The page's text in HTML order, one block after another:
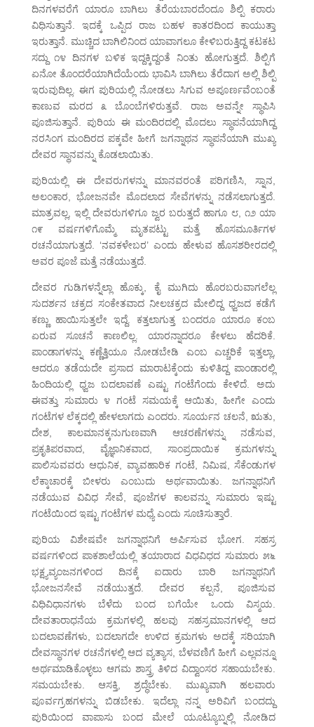
ದಿನಗಳವರೆಗೆ ಯಾರೂ ಬಾಗಿಲು ತೆರೆಯಬಾರದೆಂದೂ ಶಿಲ್ಪಿ ಕರಾರು
ವಿಧಿಸುತ್ತಾನೆ. ಇದಕ್ಕೆ ಒಪ್ಪಿದ ರಾಜ ಬಹಳ ಕಾತರದಿಂದ ಕಾಯುತ್ತಾ
ಇರುತ್ತಾನೆ. ಮುಚ್ಚಿದ ಬಾಗಿಲಿನಿಂದ ಯಾವಾಗಲೂ ಕೇಳಿಬರುತ್ತಿದ್ದ ಕಟಕಟ
ಸದ್ದು ೧೪ ದಿನಗಳ ಬಳಿಕ ಇದ್ದಕ್ಕಿದ್ದಂತೆ ನಿಂತು ಹೋಗುತ್ತದೆ. ಶಿಲ್ಪಿಗೆ
ಏನೋ ತೊಂದರೆಯಾಗಿದೆಯೆಂದು ಭಾವಿಸಿ ಬಾಗಿಲು ತೆರೆದಾಗ ಅಲ್ಲಿ ಶಿಲ್ಪಿ
ಇರುವುದಿಲ್ಲ. ಈಗ ಪುರಿಯಲ್ಲಿ ನೋಡಲು ಸಿಗುವ ಅಪೂರ್ಣವೆಂಬಂತೆ
ಕಾಣುವ ಮರದ ೩ ಬೊಂಬೆಗಳಿರುತ್ತವೆ. ರಾಜ ಅವನ್ನೇ ಸ್ಥಾಪಿಸಿ
ಪೂಜಿಸುತ್ತಾನೆ. ಪುರಿಯ ಈ ಮಂದಿರದಲ್ಲಿ ಮೊದಲು ಸ್ಥಾಪನೆಯಾಗಿದ್ದ
ನರಸಿಂಗ ಮಂದಿರದ ಪಕ್ಕವೇ ಹೀಗೆ ಜಗನ್ನಾಥನ ಸ್ಥಾಪನೆಯಾಗಿ ಮುಖ್ಯ
ದೇವರ ಸ್ಥಾನವನ್ನು ಕೊಡಲಾಯಿತು.
ಪುರಿಯಲ್ಲಿ ಈ ದೇವರುಗಳನ್ನು ಮಾನವರಂತೆ ಪರಿಗಣಿಸಿ, ಸ್ನಾನ,
ಅಲಂಕಾರ, ಭೋಜನವೇ ಮೊದಲಾದ ಸೇವೆಗಳನ್ನು ನಡೆಸಲಾಗುತ್ತದೆ.
ಮಾತ್ರವಲ್ಲ, ಇಲ್ಲಿ ದೇವರುಗಳಿಗೂ ಜ್ವರ ಬರುತ್ತದೆ ಹಾಗೂ ೮, ೧೨ ಯಾ
೧೯ ವರ್ಷಗಳಿಗೊಮ್ಮೆ ಮೃತಪಟ್ಟು ಮತ್ತೆ ಹೊಸಮೂರ್ತಿಗಳ
ರಚನೆಯಾಗುತ್ತದೆ. ‘ನವಕಳೇಬರ’ ಎಂದು ಹೇಳುವ ಹೊಸಶರೀರದಲ್ಲಿ
ಅವರ ಪೂಜೆ ಮತ್ತೆ ನಡೆಯುತ್ತದೆ.
ದೇವರ ಗುಡಿಗಳನ್ನೆಲ್ಲಾ ಹೊಕ್ಕು, ಕೈ ಮುಗಿದು ಹೊರಬರುವಾಗಲೆಲ್ಲ
ಸುದರ್ಶನ ಚಕ್ರದ ಸಂಕೇತವಾದ ನೀಲಚಕ್ರದ ಮೇಲಿದ್ದ ಧ್ವಜದ ಕಡೆಗೆ
ಕಣ್ಣು ಹಾಯಿಸುತ್ತಲೇ ಇದ್ದೆ. ಕತ್ತಲಾಗುತ್ತ ಬಂದರೂ ಯಾರೂ ಕಂಬ
ಏರುವ ಸೂಚನೆ ಕಾಣಲಿಲ್ಲ. ಯಾರನ್ನಾದರೂ ಕೇಳಲು ಹೆದರಿಕೆ.
ಪಾಂಡಾಗಳನ್ನು ಕಣ್ಣೆತ್ತಿಯೂ ನೋಡಬೇಡಿ ಎಂಬ ಎಚ್ಚರಿಕೆ ಇತ್ತಲ್ಲಾ,
ಆದರೂ ತಡೆಯದೇ ಪ್ರಸಾದ ಮಾರಾಟಕ್ಕೆಂದು ಕುಳಿತಿದ್ದ ಪಾಂಡಾರಲ್ಲಿ
ಹಿಂದಿಯಲ್ಲಿ ಧ್ವಜ ಬದಲಾವಣೆ ಎಷ್ಟು ಗಂಟೆಗೆಂದು ಕೇಳಿದೆ. ಅದು
ಈವತ್ತು ಸುಮಾರು ೪ ಗಂಟೆ ಸಮಯಕ್ಕೆ ಆಯಿತು, ಹೀಗೇ ಎಂದು
ಗಂಟೆಗಳ ಲೆಕ್ಕದಲ್ಲಿ ಹೇಳಲಾಗದು ಎಂದರು. ಸೂರ್ಯನ ಚಲನೆ, ಋತು,
ದೇಶ, ಕಾಲಮಾನಕ್ಕನುಗುಣವಾಗಿ ಆಚರಣೆಗಳನ್ನು ನಡೆಸುವ,
ಪ್ರಕೃತಿಪರವಾದ, ವೈಜ್ಞಾನಿಕವಾದ, ಸಾಂಪ್ರದಾಯಿಕ ಕ್ರಮಗಳನ್ನು
ಪಾಲಿಸುವವರು ಆಧುನಿಕ, ವ್ಯಾವಹಾರಿಕ ಗಂಟೆ, ನಿಮಿಷ, ಸೆಕೆಂಡುಗಳ
ಲೆಕ್ಕಾಚಾರಕ್ಕೆ ಬೀಳರು ಎಂಬುದು ಅರ್ಥವಾಯಿತು. ಜಗನ್ನಾಥನಿಗೆ
ನಡೆಯುವ ವಿವಿಧ ಸೇವೆ, ಪೂಜೆಗಳ ಕಾಲವನ್ನು ಸುಮಾರು ಇಷ್ಟು
ಗಂಟೆಯಿಂದ ಇಷ್ಟು ಗಂಟೆಗಳ ಮಧ್ಯೆ ಎಂದು ಸೂಚಿಸುತ್ತಾರೆ.
ಪುರಿಯ ವಿಶೇಷವೇ ಜಗನ್ನಾಥನಿಗೆ ಅರ್ಪಿಸುವ ಭೋಗ. ಸಹಸ್ರ
ವರ್ಷಗಳಿಂದ ಪಾಕಶಾಲೆಯಲ್ಲಿ ತಯಾರಾದ ವಿಧವಿಧದ ಸುಮಾರು ೫೬
ಭಕ್ಷ್ಯವ್ಯಂಜನಗಳಿಂದ ದಿನಕ್ಕೆ ಐದಾರು ಬಾರಿ ಜಗನ್ನಾಥನಿಗೆ
ಭೋಜನಸೇವೆ ನಡೆಯುತ್ತದೆ. ದೇವರ ಕಲ್ಪನೆ, ಪೂಜಿಸುವ
ವಿಧಿವಿಧಾನಗಳು ಬೆಳೆದು ಬಂದ ಬಗೆಯೇ ಒಂದು ವಿಸ್ಮಯ.
ದೇವತಾರಾಧನೆಯ ಕ್ರಮಗಳಲ್ಲಿ ಹಲವು ಸಹಸ್ರಮಾನಗಳಲ್ಲಿ ಆದ
ಬದಲಾವಣೆಗಳು, ಬದಲಾಗದೇ ಉಳಿದ ಕ್ರಮಗಳು ಅದಕ್ಕೆ ಸರಿಯಾಗಿ
ದೇವಸ್ಥಾನಗಳ ರಚನೆಗಳಲ್ಲಿ ಆದ ವ್ಯತ್ಯಾಸ, ಬೆಳವಣಿಗೆ ಹೀಗೆ ಎಲ್ಲವನ್ನೂ
ಅರ್ಥಮಾಡಿಕೊಳ್ಳಲು ಆಗಮ ಶಾಸ್ತ್ರ ತಿಳಿದ ವಿದ್ವಾಂಸರ ಸಹಾಯಬೇಕು.
ಸಮಯಬೇಕು. ಆಸಕ್ತಿ, ಶ್ರದ್ಧೆಬೇಕು. ಮುಖ್ಯವಾಗಿ ಹಲವಾರು
ಪೂರ್ವಗ್ರಹಗಳನ್ನು ಬಿಡಬೇಕು. ಇದೆಲ್ಲಾ ನನ್ನ ಅರಿವಿಗೆ ಬಂದದ್ದು
ಪುರಿಯಿಂದ ವಾಪಾಸು ಬಂದ ಮೇಲೆ ಯೂಟ್ಯೂಬ್ನಲ್ಲಿ ನೋಡಿದ